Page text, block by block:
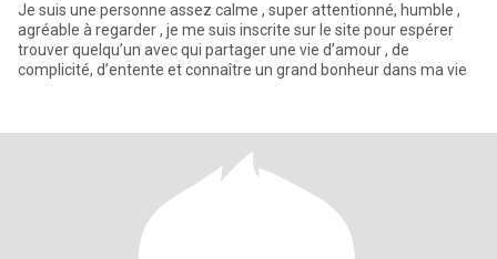
Je suis une personne assez calme , super attentionné, humble ,
agréable à regarder , je me suis inscrite sur le site pour espérer
trouver quelqu’un avec qui partager une vie d’amour , de
complicité, d’entente et connaître un grand bonheur dans ma vie